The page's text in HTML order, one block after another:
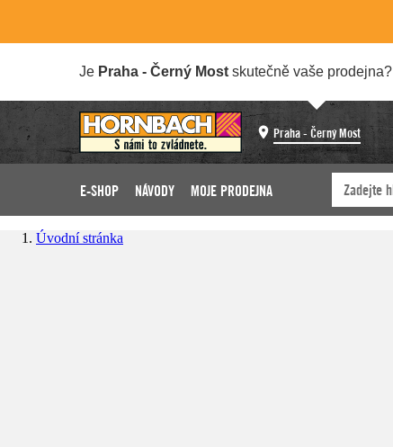
Je Praha - Černý Most skutečně vaše prodejna?
Praha - Černý Most
E-SHOP NÁVODY MOJE PRODEJNA
Úvodní stránka